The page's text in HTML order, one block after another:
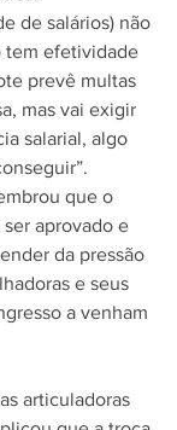
de salários) não
tem efetividade
prevê multas
mas vai exigir
salarial, algo
que o
aprovado e
da pressão
e seus
a venham
articuladoras